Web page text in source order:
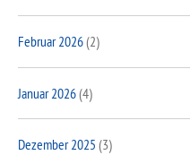
Februar 2026(2)
Januar 2026(4)
Dezember 2025 (3)